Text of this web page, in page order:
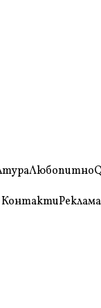
Любопитно
КонтактиРеклама